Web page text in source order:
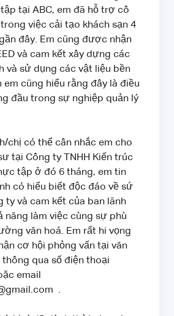
tại ABC, em đã hỗ trợ cô
việc cải tạo khách sạn 4
đây. Em cũng được nhận
và cam kết xây dựng các
và sử dụng các vật liệu bền
em cũng hiểu rằng đây là điều
đầu trong sự nghiệp quản lý
chị có thể cân nhắc em cho
tại Công ty TNHH Kiến trúc
tập ở đó 6 tháng, em tin
có hiểu biết độc đáo về sứ
ty và cam kết của ban lãnh
năng làm việc cùng sự phù
văn hoá. Em rất hi vọng
cơ hội phỏng vấn tại văn
qua số điện thoại
email
.